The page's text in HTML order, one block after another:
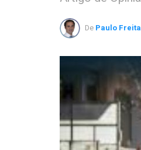
De Paulo